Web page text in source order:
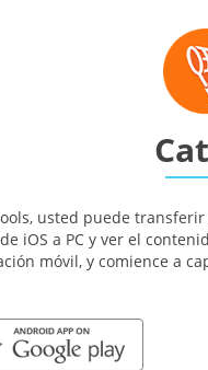
usted puede
iOS a PC y ver el
móvil, y comience a
GOOGLE PLAY